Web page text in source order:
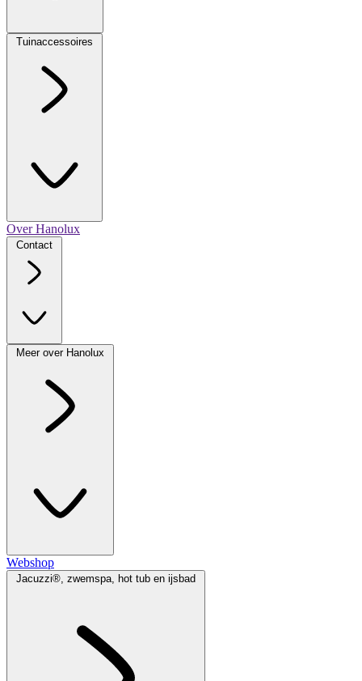
Tuinaccessoires
Over Hanolux
Contact
Meer over Hanolux
Webshop
Jacuzzi®, zwemspa, hot tub en ijsbad